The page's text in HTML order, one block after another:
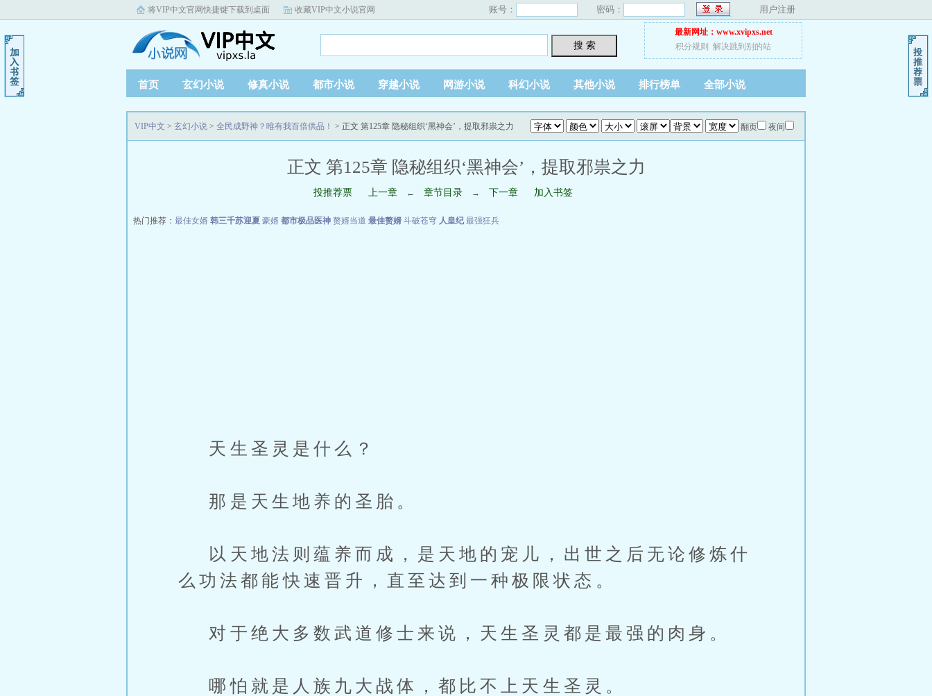
将VIP中文官网快捷键下载到桌面 收藏VIP中文小说官网 账号： 密码： 用户注册
搜 索
最新网址：www.xvipxs.net
积分规则
解决跳到别的站
首页 玄幻小说 修真小说 都市小说 穿越小说 网游小说 科幻小说 其他小说 排行榜单 全部小说
翻页 夜间
VIP中文 > 玄幻小说 > 全民成野神？唯有我百倍供品！ > 正文 第125章 隐秘组织‘黑神会’，提取邪祟之力
正文 第125章 隐秘组织‘黑神会’，提取邪祟之力
投推荐票 上一章 ← 章节目录 → 下一章 加入书签
热门推荐： 最佳女婿 韩三千苏迎夏 豪婿 都市极品医神 赘婿当道 最佳赘婿 斗破苍穹 人皇纪 最强狂兵
天生圣灵是什么？
那是天生地养的圣胎。
以天地法则蕴养而成，是天地的宠儿，出世之后无论修炼什
么功法都能快速晋升，直至达到一种极限状态。
对于绝大多数武道修士来说，天生圣灵都是最强的肉身。
哪怕就是人族九大战体，都比不上天生圣灵。